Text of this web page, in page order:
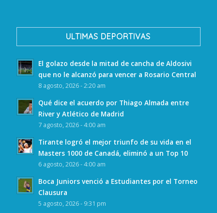
ULTIMAS DEPORTIVAS
El golazo desde la mitad de cancha de Aldosivi
que no le alcanzó para vencer a Rosario Central
8 agosto, 2026 - 2:20 am
Qué dice el acuerdo por Thiago Almada entre
River y Atlético de Madrid
7 agosto, 2026 - 4:00 am
Tirante logró el mejor triunfo de su vida en el
Masters 1000 de Canadá, eliminó a un Top 10
6 agosto, 2026 - 4:00 am
Boca Juniors venció a Estudiantes por el Torneo
Clausura
5 agosto, 2026 - 9:31 pm